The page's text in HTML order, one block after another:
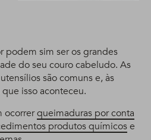
podem sim ser os grandes
do seu couro cabeludo. As
são comuns e, às
isso aconteceu.
ocorrerqueimaduras por conta
produtos químicose